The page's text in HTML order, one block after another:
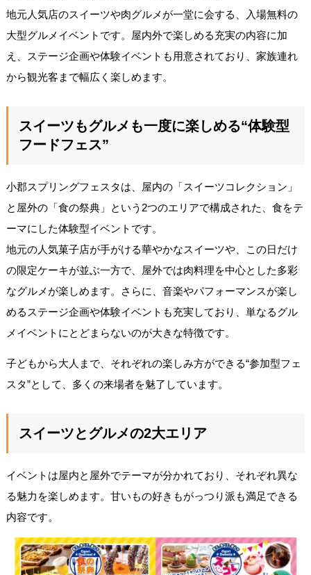
地元人気店のスイーツや肉グルメが一堂に会する、入場無料の
大型グルメイベントです。屋内外で楽しめる充実の内容に加
え、ステージ企画や体験イベントも用意されており、家族連れ
から観光客まで幅広く楽しめます。
スイーツもグルメも一度に楽しめる“体験型
フードフェス”
小郡スプリングフェスタは、屋内の「スイーツコレクション」
と屋外の「食の祭典」という2つのエリアで構成された、食をテ
ーマにした体験型イベントです。
地元の人気菓子店が手がける華やかなスイーツや、この日だけ
の限定ケーキが並ぶ一方で、屋外では肉料理を中心とした多彩
なグルメが楽しめます。さらに、音楽やパフォーマンスが楽し
めるステージ企画や体験イベントも充実しており、単なるグル
メイベントにとどまらないのが大きな特徴です。
子どもから大人まで、それぞれの楽しみ方ができる“参加型フェ
スタ”として、多くの来場者を魅了しています。
スイーツとグルメの2大エリア
イベントは屋内と屋外でテーマが分かれており、それぞれ異な
る魅力を楽しめます。甘いもの好きもがっつり派も満足できる
内容です。